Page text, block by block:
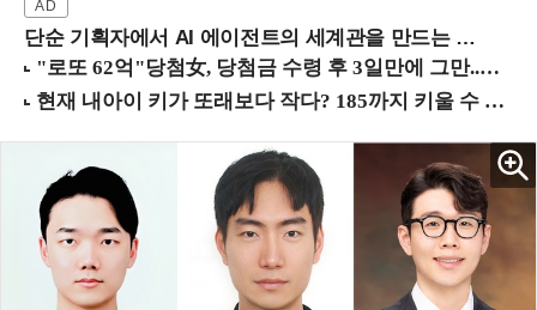
단순 기획자에서 AI 에이전트의 세계관을 만드는 지식 설계자로.. (8/20 강남역)